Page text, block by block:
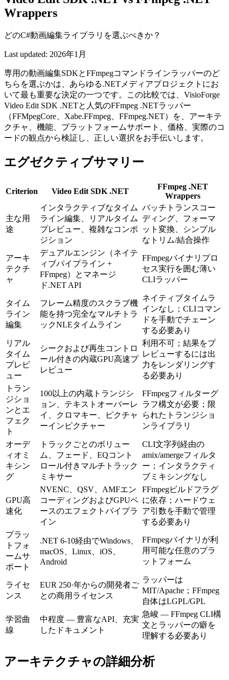
Wrappers
どのC#動画編集ライブラリを選ぶべきか？
Last updated: 2026年1月
専用の動画編集SDKとFFmpegコマンドラインラッパーのど
ちらを選ぶかは、あらゆる.NETメディアプロジェクトにお
いて最も重要な決定の一つです。この比較では、VisioForge
Video Edit SDK .NETと人気のFFmpeg .NETラッパー
（FFMpegCore、Xabe.FFmpeg、FFmpeg.NET）を、アーキテ
クチャ、機能、プラットフォームサポート、価格、実際のコ
ードの観点から検証し、正しい選択をお手伝いします。
エグゼクティブサマリー
Criterion Video Edit SDK .NET
FFmpeg .NET
Wrappers
主な用
途
インタラクティブなタイム
ライン編集、リアルタイム
プレビュー、複雑なコンポ
ジション
バッチトランスコー
ディング、フォーマ
ット変換、シンプル
なトリム/結合操作
アーキ
テクチ
ャ
デュアルエンジン（ネイテ
ィブパイプライン +
FFmpeg）とマネージ
ド.NET API
FFmpegバイナリプロ
セス実行を囲む薄い
CLIラッパー
タイム
ライン
編集
フレーム精度のスクラブ機
能を持つ完全なマルチトラ
ックNLEタイムライン
ネイティブタイムラ
インなし；CLIコマン
ドを手動でチェーン
する必要あり
リアル
タイム
プレビ
ュー
シークおよび再生コントロ
ール付きの内蔵GPU高速プ
レビュー
利用不可；結果をプ
レビューするには出
力をレンダリングす
る必要あり
トラン
ジショ
ンとエ
フェク
ト
100以上の内蔵トランジシ
ョン、テキストオーバーレ
イ、クロマキー、ピクチャ
ーインピクチャー
FFmpegフィルターグ
ラフ構文が必要；限
られたトランジショ
ンライブラリ
オーデ
ィオミ
キシン
グ
トラックごとのボリュー
ム、フェード、EQコント
ロール付きマルチトラック
ミキサー
CLI文字列経由の
amix/amergeフィルタ
ー；インタラクティ
ブミキシングなし
GPU高
速化
NVENC、QSV、AMFエン
コーディングおよびGPUベ
ースのエフェクトパイプラ
イン
FFmpegビルドフラグ
に依存；ハードウェ
ア引数を手動で管理
する必要あり
プラッ
トフォ
ームサ
ポート
.NET 6-10経由でWindows、
macOS、Linux、iOS、
Android
FFmpegバイナリが利
用可能な任意のプラ
ットフォーム
ライセ
ンス
EUR 250·年からの開発者ご
との商用ライセンス
ラッパーは
MIT/Apache；FFmpeg
自体はLGPL/GPL
学習曲
線
中程度 — 豊富なAPI、充実
したドキュメント
急峻 — FFmpeg CLI構
文とラッパーの癖を
理解する必要あり
アーキテクチャの詳細分析